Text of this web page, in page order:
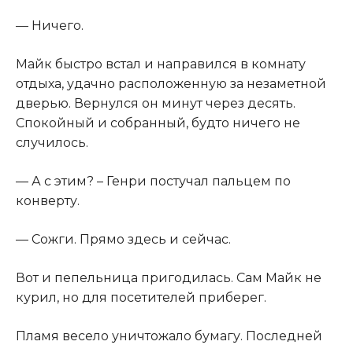
— Ничего.
Майк быстро встал и направился в комнату
отдыха, удачно расположенную за незаметной
дверью. Вернулся он минут через десять.
Спокойный и собранный, будто ничего не
случилось.
— А с этим? – Генри постучал пальцем по
конверту.
— Сожги. Прямо здесь и сейчас.
Вот и пепельница пригодилась. Сам Майк не
куpил, но для посетителей приберег.
Пламя весело уничтожало бумагу. Последней